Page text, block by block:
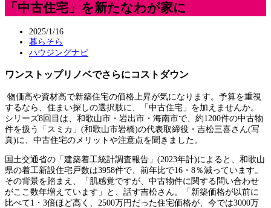
「中古住宅」を新たなわが家に
2025/1/16
暮らそら
ハウジングナビ
ワンストップリノベでさらにコストダウン
物価高や資材高で新築住宅の価格上昇が気になります。予算を重視
するなら、住まい探しの選択肢に、「中古住宅」を加えませんか。
シリーズ8回目は、和歌山市・岩出市・海南市で、約1200件の中古物
件を扱う「スミカ」(和歌山市岩橋)の代表取締役・吉松三喜さん(写
真)に、中古住宅のメリットや注意点を聞きました。
国土交通省の「建築着工統計調査報告」(2023年計)によると、和歌山
県の着工新設住宅戸数は3958件で、前年比で16・8％減っています。
その背景を踏まえ、「肌感覚ですが、中古物件に関する問い合わせ
がここ数年増えています」と、話す吉松さん。「新築価格が以前に
比べて1・3倍ほど高く、2500万円だった住宅価格が、今では3000万